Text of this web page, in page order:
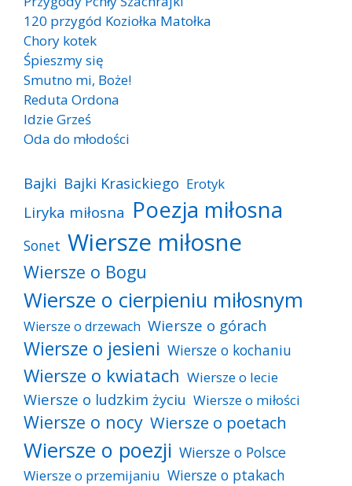
120 przygód Koziołka Matołka
Chory kotek
Śpieszmy się
Smutno mi, Boże!
Reduta Ordona
Idzie Grześ
Oda do młodości
Bajki Bajki Krasickiego Erotyk
Liryka miłosna Poezja miłosna
Sonet Wiersze miłosne
Wiersze o Bogu
Wiersze o cierpieniu miłosnym
Wiersze o drzewach Wiersze o górach
Wiersze o jesieni Wiersze o kochaniu
Wiersze o kwiatach Wiersze o lecie
Wiersze o ludzkim życiu Wiersze o miłości
Wiersze o nocy Wiersze o poetach
Wiersze o poezji Wiersze o Polsce
Wiersze o przemijaniu Wiersze o ptakach